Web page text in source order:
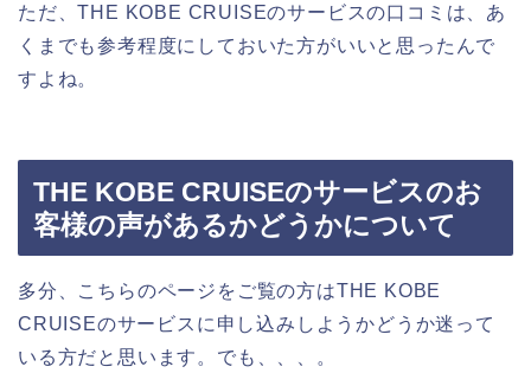
ただ、THE KOBE CRUISEのサービスの口コミは、あ
くまでも参考程度にしておいた方がいいと思ったんで
すよね。
THE KOBE CRUISEのサービスのお
客様の声があるかどうかについて
多分、こちらのページをご覧の方はTHE KOBE
CRUISEのサービスに申し込みしようかどうか迷って
いる方だと思います。でも、、、。